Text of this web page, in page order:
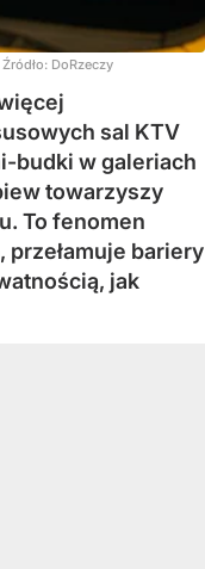
Źródło: DoRzeczy
sal KTV
budki w galeriach
towarzyszy
To fenomen
przełamuje bariery
jak